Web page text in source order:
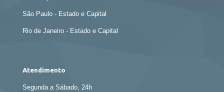
São Paulo - Estado e Capital
Rio de Janeiro - Estado e Capital
Atendimento
Segunda a Sábado, 24h